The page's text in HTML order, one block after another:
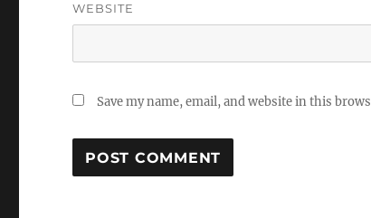
WEBSITE
Save my name, email, and website in this